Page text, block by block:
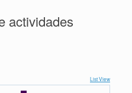
actividades
List View